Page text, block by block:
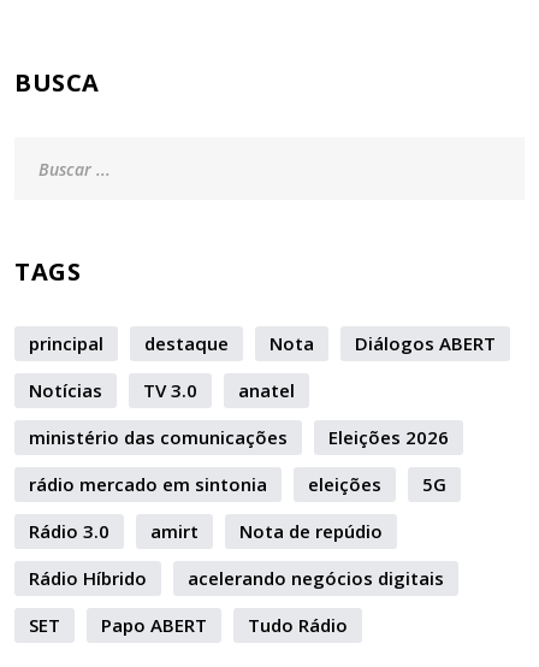
BUSCA
TAGS
principal destaque Nota
Diálogos ABERT
Notícias
TV 3.0
anatel
ministério das comunicações
Eleições 2026
rádio mercado em sintonia
eleições
5G
Rádio 3.0
amirt
Nota de repúdio
Rádio Híbrido
acelerando negócios digitais
SET
Papo ABERT Tudo Rádio